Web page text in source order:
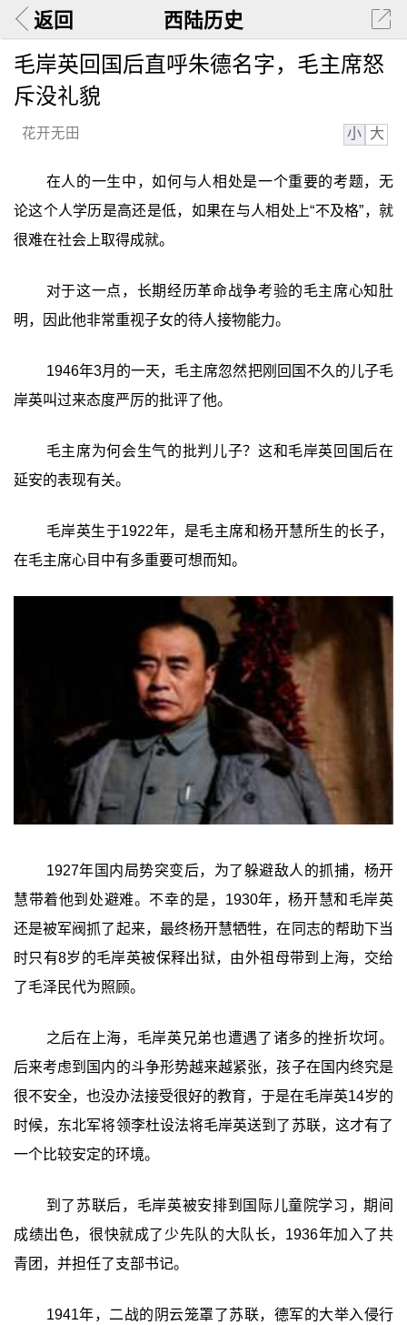
返回 西陆历史
毛岸英回国后直呼朱德名字，毛主席怒
斥没礼貌
花开无田 小 大
在人的一生中，如何与人相处是一个重要的考题，无
论这个人学历是高还是低，如果在与人相处上“不及格”，就
很难在社会上取得成就。
对于这一点，长期经历革命战争考验的毛主席心知肚
明，因此他非常重视子女的待人接物能力。
1946年3月的一天，毛主席忽然把刚回国不久的儿子毛
岸英叫过来态度严厉的批评了他。
毛主席为何会生气的批判儿子？这和毛岸英回国后在
延安的表现有关。
毛岸英生于1922年，是毛主席和杨开慧所生的长子，
在毛主席心目中有多重要可想而知。
1927年国内局势突变后，为了躲避敌人的抓捕，杨开
慧带着他到处避难。不幸的是，1930年，杨开慧和毛岸英
还是被军阀抓了起来，最终杨开慧牺牲，在同志的帮助下当
时只有8岁的毛岸英被保释出狱，由外祖母带到上海，交给
了毛泽民代为照顾。
之后在上海，毛岸英兄弟也遭遇了诸多的挫折坎坷。
后来考虑到国内的斗争形势越来越紧张，孩子在国内终究是
很不安全，也没办法接受很好的教育，于是在毛岸英14岁的
时候，东北军将领李杜设法将毛岸英送到了苏联，这才有了
一个比较安定的环境。
到了苏联后，毛岸英被安排到国际儿童院学习，期间
成绩出色，很快就成了少先队的大队长，1936年加入了共
青团，并担任了支部书记。
1941年，二战的阴云笼罩了苏联，德军的大举入侵行